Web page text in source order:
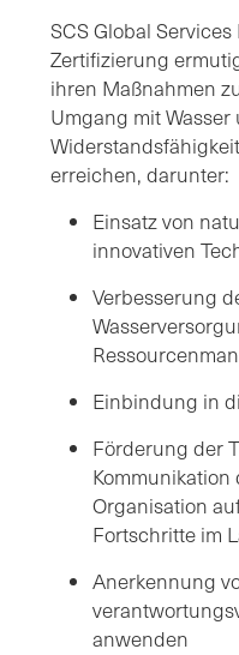
SCS Global Services
Zertifizierung
ihren Maßnahmen
Umgang mit
erreichen, darunter:
Einsatz von
innovativen
Verbesserung
Einbindung in
Förderung der
Organisation
Fortschritte im
Anerkennung
anwenden